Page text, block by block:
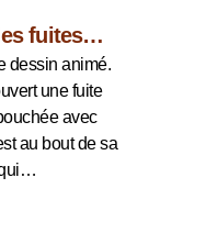
fuites…
dessin animé.
une fuite
avec
au bout de sa